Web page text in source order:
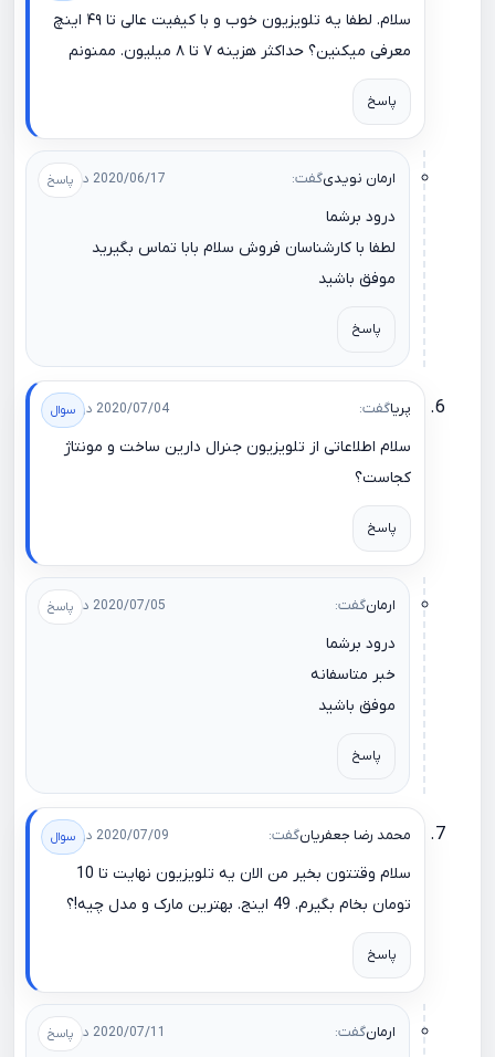
سلام. لطفا یه تلویزیون خوب و با کیفیت عالی تا ۴۹ اینچ
معرفی میکنین؟ حداکثر هزینه ۷ تا ۸ میلیون. ممنونم
پاسخ
ارمان نویدیگفت: 2020/06/17 در 11:20
درود برشما
لطفا با کارشناسان فروش سلام بابا تماس بگیرید
موفق باشید
پاسخ
پریاگفت: 2020/07/04 در 22:19
سلام اطلاعاتی از تلویزیون جنرال دارین ساخت و مونتاژ
کجاست؟
پاسخ
ارمانگفت: 2020/07/05 در 09:39
درود برشما
خبر متاسفانه
موفق باشید
پاسخ
محمد رضا جعفریانگفت: 2020/07/09 در 14:55
سلام وقتتون بخیر من الان یه تلویزیون نهایت تا 10
تومان بخام بگیرم. 49 اینج. بهترین مارک و مدل چیه!؟
پاسخ
ارمانگفت: 2020/07/11 در 16:07